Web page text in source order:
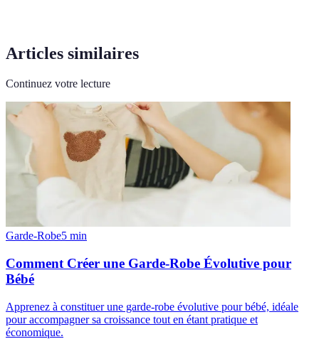
Articles similaires
Continuez votre lecture
Garde-Robe5 min
Comment Créer une Garde-Robe Évolutive pour
Bébé
Apprenez à constituer une garde-robe évolutive pour bébé, idéale
pour accompagner sa croissance tout en étant pratique et
économique.